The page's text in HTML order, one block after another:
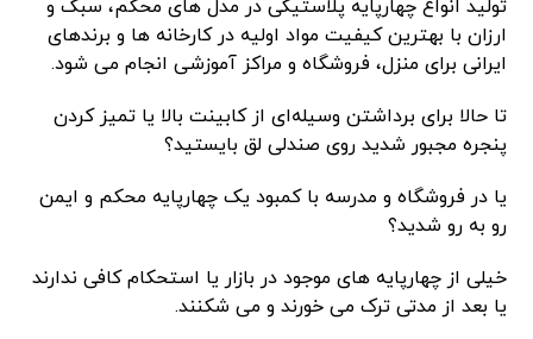
تولید انواع چهارپایه پلاستیکی در مدل ‌های محکم، سبک و
ارزان با بهترین کیفیت مواد اولیه در کارخانه ها و برندهای
ایرانی برای منزل، فروشگاه و مراکز آموزشی انجام می شود.
تا حالا برای برداشتن وسیله‌ای از کابینت بالا یا تمیز کردن
پنجره مجبور شدید روی صندلی لق بایستید؟
یا در فروشگاه و مدرسه با کمبود یک چهارپایه محکم و ایمن
رو به ‌رو شدید؟
خیلی از چهارپایه‌ های موجود در بازار یا استحکام کافی ندارند
یا بعد از مدتی ترک می‌ خورند و می ‌شکنند.